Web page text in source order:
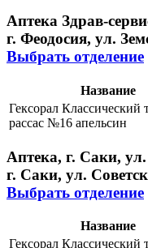
Аптека Здрав-
г. Феодосия, ул.
Выбрать отделение
Название
Гексорал Классический
рассас №16 апельсин
Аптека, г. Саки,
г. Саки, ул.
Выбрать отделение
Название
Гексорал Классический